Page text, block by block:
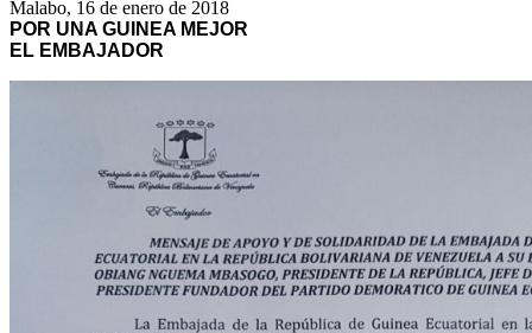
Malabo, 16 de enero de 2018
POR UNA GUINEA MEJOR
EL EMBAJADOR